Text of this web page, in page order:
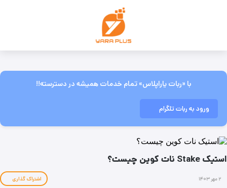
با «ربات یاراپلاس» تمام خدمات همیشه در دسترسته!!
ورود به ربات تلگرام
استیک Stake نات کوین چیست؟
۲ مهر ۱۴۰۳ اشتراک گذاری